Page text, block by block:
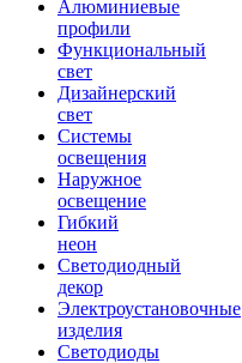
Алюминиевые
профили
Функциональный
свет
Дизайнерский
свет
Системы
освещения
Наружное
освещение
Гибкий
неон
Светодиодный
декор
Электроустановочные
изделия
Светодиоды